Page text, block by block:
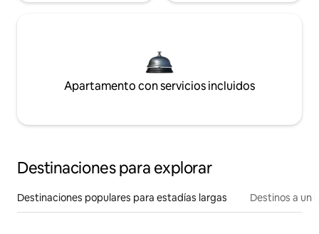
Apartamento con servicios incluidos
Destinaciones para explorar
Destinaciones populares para estadías largas Destinos a un